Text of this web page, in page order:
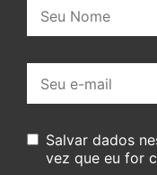
mail:
Salvar dados
vez que eu for